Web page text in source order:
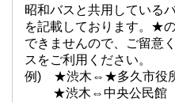
昭和バスと共用している
を記載しております。★
できませんので、ご留意
スをご利用ください。
例)　★渋木⇔★多久市役
★渋木⇔中央公民館　